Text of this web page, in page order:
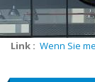
Link : Wenn Sie